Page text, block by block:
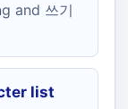
and 쓰기
list